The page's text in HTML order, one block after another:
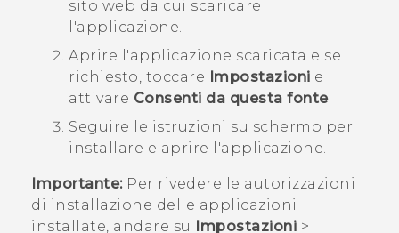
sito web da cui scaricare
l'applicazione.
Aprire l'applicazione scaricata e se
richiesto, toccare
Impostazioni e
attivare Consenti da questa fonte.
Seguire le istruzioni su schermo per
installare e aprire l'applicazione.
Importante:Per rivedere le autorizzazioni
di installazione delle applicazioni
installate, andare su
Impostazioni >